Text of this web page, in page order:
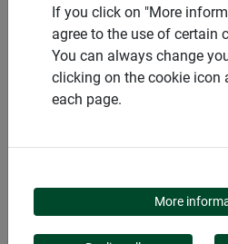
PRODUITS
SAC DE
If you click on "More
agree to the use of certain
You can always change
clicking on the cookie icon
each page.
More